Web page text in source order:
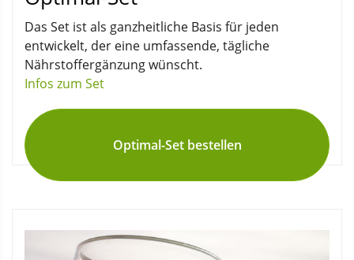
Das Set ist als ganzheitliche Basis für jeden
entwickelt, der eine umfassende, tägliche
Nährstoffergänzung wünscht.
Infos zum Set
Optimal-Set bestellen